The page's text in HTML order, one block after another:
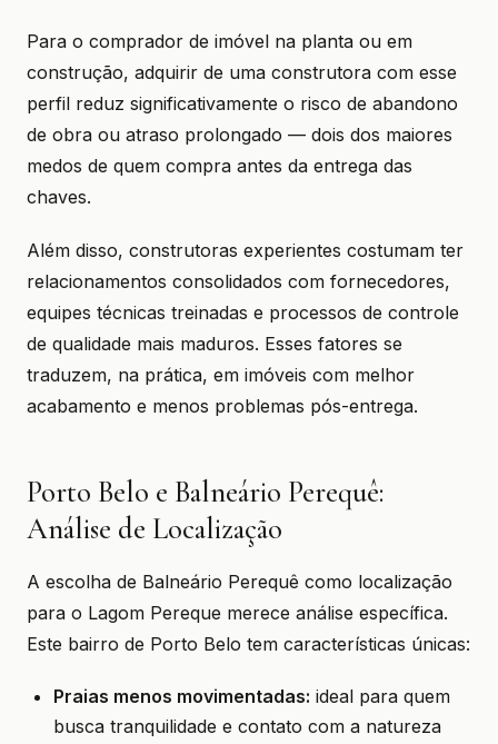
Para o comprador de imóvel na planta ou em
construção, adquirir de uma construtora com esse
perfil reduz significativamente o risco de abandono
de obra ou atraso prolongado — dois dos maiores
medos de quem compra antes da entrega das
chaves.
Além disso, construtoras experientes costumam ter
relacionamentos consolidados com fornecedores,
equipes técnicas treinadas e processos de controle
de qualidade mais maduros. Esses fatores se
traduzem, na prática, em imóveis com melhor
acabamento e menos problemas pós-entrega.
Porto Belo e Balneário Perequê:
Análise de Localização
A escolha de Balneário Perequê como localização
para o Lagom Pereque merece análise específica.
Este bairro de Porto Belo tem características únicas:
Praias menos movimentadas: ideal para quem
busca tranquilidade e contato com a natureza